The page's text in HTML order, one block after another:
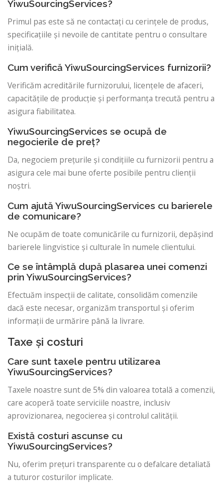
YiwuSourcingServices?
Primul pas este să ne contactați cu cerințele de produs,
specificațiile și nevoile de cantitate pentru o consultare
inițială.
Cum verifică YiwuSourcingServices furnizorii?
Verificăm acreditările furnizorului, licențele de afaceri,
capacitățile de producție și performanța trecută pentru a
asigura fiabilitatea.
YiwuSourcingServices se ocupă de
negocierile de preț?
Da, negociem prețurile și condițiile cu furnizorii pentru a
asigura cele mai bune oferte posibile pentru clienții
noștri.
Cum ajută YiwuSourcingServices cu barierele
de comunicare?
Ne ocupăm de toate comunicările cu furnizorii, depășind
barierele lingvistice și culturale în numele clientului.
Ce se întâmplă după plasarea unei comenzi
prin YiwuSourcingServices?
Efectuăm inspecții de calitate, consolidăm comenzile
dacă este necesar, organizăm transportul și oferim
informații de urmărire până la livrare.
Taxe și costuri
Care sunt taxele pentru utilizarea
YiwuSourcingServices?
Taxele noastre sunt de 5% din valoarea totală a comenzii,
care acoperă toate serviciile noastre, inclusiv
aprovizionarea, negocierea și controlul calității.
Există costuri ascunse cu
YiwuSourcingServices?
Nu, oferim prețuri transparente cu o defalcare detaliată
a tuturor costurilor implicate.